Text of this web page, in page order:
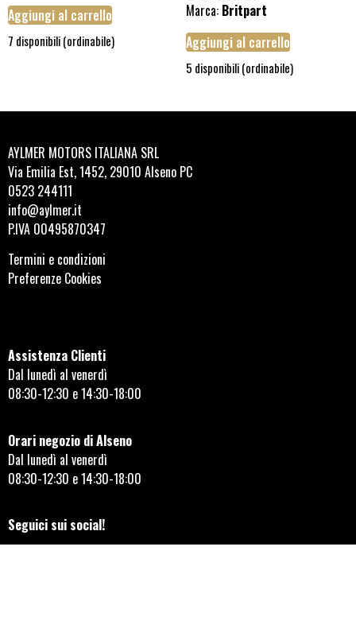
Aggiungi al carrello
7 disponibili (ordinabile)
Marca: Britpart
Aggiungi al carrello
5 disponibili (ordinabile)
AYLMER MOTORS ITALIANA SRL
Via Emilia Est, 1452, 29010 Alseno PC
0523 244111
info@aylmer.it
P.IVA 00495870347
Termini e condizioni
Preferenze Cookies
Assistenza Clienti
Dal lunedì al venerdì
08:30-12:30 e 14:30-18:00
Orari negozio di Alseno
Dal lunedì al venerdì
08:30-12:30 e 14:30-18:00
Seguici sui social!